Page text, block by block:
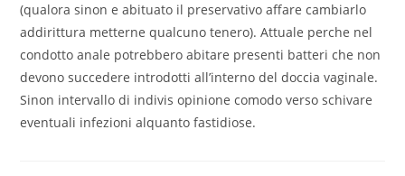
(qualora sinon e abituato il preservativo affare cambiarlo
addirittura metterne qualcuno tenero). Attuale perche nel
condotto anale potrebbero abitare presenti batteri che non
devono succedere introdotti all’interno del doccia vaginale.
Sinon intervallo di indivis opinione comodo verso schivare
eventuali infezioni alquanto fastidiose.